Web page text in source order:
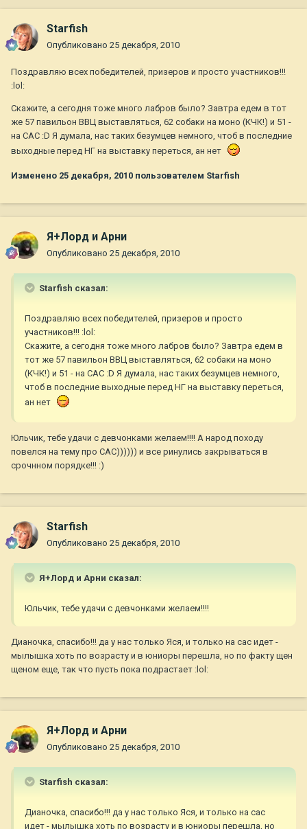
Starfish
Опубликовано 25 декабря, 2010
Поздравляю всех победителей, призеров и просто участников!!!
:lol:
Скажите, а сегодня тоже много лабров было? Завтра едем в тот
же 57 павильон ВВЦ выставляться, 62 собаки на моно (КЧК!) и 51 -
на САС :D Я думала, нас таких безумцев немного, чтоб в последние
выходные перед НГ на выставку переться, ан нет
Изменено 25 декабря, 2010 пользователем Starfish
Я+Лорд и Арни
Опубликовано 25 декабря, 2010
Starfish сказал:
Поздравляю всех победителей, призеров и просто
участников!!! :lol:
Скажите, а сегодня тоже много лабров было? Завтра едем в
тот же 57 павильон ВВЦ выставляться, 62 собаки на моно
(КЧК!) и 51 - на САС :D Я думала, нас таких безумцев немного,
чтоб в последние выходные перед НГ на выставку переться,
ан нет
Юльчик, тебе удачи с девчонками желаем!!!! А народ походу
повелся на тему про САС)))))) и все ринулись закрываться в
срочнном порядке!!! :)
Starfish
Опубликовано 25 декабря, 2010
Я+Лорд и Арни сказал:
Юльчик, тебе удачи с девчонками желаем!!!!
Дианочка, спасибо!!! да у нас только Яся, и только на сас идет -
мылышка хоть по возрасту и в юниоры перешла, но по факту щен
щеном еще, так что пусть пока подрастает :lol:
Я+Лорд и Арни
Опубликовано 25 декабря, 2010
Starfish сказал:
Дианочка, спасибо!!! да у нас только Яся, и только на сас
идет - мылышка хоть по возрасту и в юниоры перешла, но